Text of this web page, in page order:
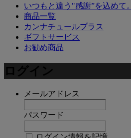
いつもと違う"感謝”を込めて。
商品一覧
カンナチュールプラス
ギフトサービス
お勧め商品
ログイン
メールアドレス
パスワード